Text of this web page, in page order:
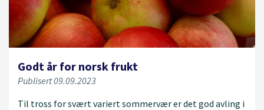
Godt år for norsk frukt
Publisert 09.09.2023
Til tross for svært variert sommervær er det god avling i